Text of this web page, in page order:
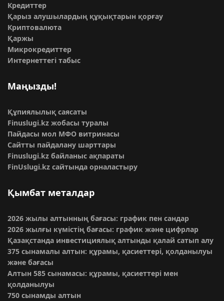
Кредиттер
Қарыз алушылардың құқықтарын қорғау
Криптовалюта
Қаржы
Микрокредиттер
Интернеттегі табыс
Маңызды!
Құпиялылық саясаты
Finuslugi.kz жобасы туралы
Пайдасы мол МФО витринасы
Сайтты пайдалану шарттары
Finuslugi.kz байланыс ақпараты
FinUslugi.kz сайтында орналастыру
Қымбат металдар
2026 жылы алтынның бағасы: график пен сандар
2026 жылғы күмістің бағасы: график және цифрлар
Қазақстанда инвестициялық алтынды қалай сатып алу
375 сынамалы алтын: құрамы, қасиеттері, қолданылуы
және бағасы
Алтын 585 сынамасы: құрамы, қасиеттері мен
қолданылуы
750 сынамды алтын